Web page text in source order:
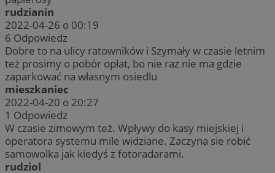
rudzianin
2022-04-26 o 00:19
6 Odpowiedz
Dobre to na ulicy ratowników i Szymały w czasie letnim
też prosimy o pobór opłat, bo nie raz nie ma gdzie
zaparkować na własnym osiedlu
mieszkaniec
2022-04-20 o 20:27
1 Odpowiedz
W czasie zimowym też. Wpływy do kasy miejskiej i
operatora systemu mile widziane. Zaczyna sie robić
samowolka jak kiedyś z fotoradarami.
rudziol